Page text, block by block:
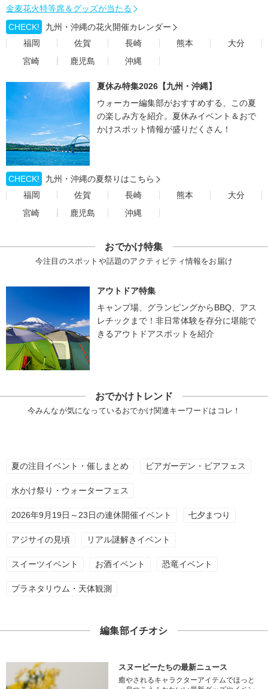
金麦花火特等席＆グッズが当たる
CHECK!
九州・沖縄の花火開催カレンダー
福岡
佐賀 長崎 熊本
大分
宮崎
鹿児島 沖縄
夏休み特集2026【九州・沖縄】
ウォーカー編集部がおすすめする、この夏
の楽しみ方を紹介。夏休みイベント＆おで
かけスポット情報が盛りだくさん！
CHECK!
九州・沖縄の夏祭りはこちら
福岡
佐賀 長崎 熊本
大分
宮崎
鹿児島 沖縄
おでかけ特集
今注目のスポットや話題のアクティビティ情報をお届け
アウトドア特集
キャンプ場、グランピングからBBQ、アス
レチックまで！非日常体験を存分に堪能で
きるアウトドアスポットを紹介
おでかけトレンド
今みんなが気になっているおでかけ関連キーワードはコレ！
夏の注目イベント・催しまとめ ビアガーデン・ビアフェス
水かけ祭り・ウォーターフェス
2026年9月19日～23日の連休開催イベント 七夕まつり
アジサイの見頃 リアル謎解きイベント
スイーツイベント お酒イベント 恐竜イベント
プラネタリウム・天体観測
編集部イチオシ
スヌーピーたちの最新ニュース
癒やされるキャラクターアイテムでほっと